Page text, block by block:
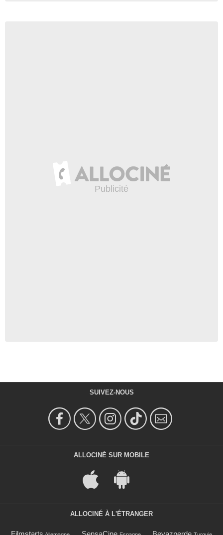
SUIVEZ-NOUS
ALLOCINÉ SUR MOBILE
ALLOCINÉ À L'ÉTRANGER